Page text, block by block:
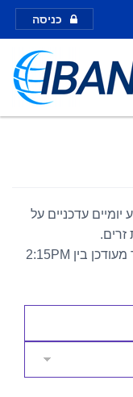
כניסה
עדכניים על
זרים.
הכול נעשה על-פי מידע בנקאי מרכזי, אשר מעודכן בין 2:15PM